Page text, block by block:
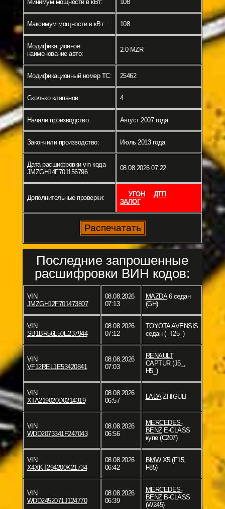
Минимум мощности в кВт: 108
Максимум мощности в кВт: 108
Модификационное
наименование авто:
2.0 MZR
Модификационный номер ТС: 25462
Сколько клапанов: 4
Начали производство: Август 2007 года
Закончили производство: Июль 2013 года
Дата расшифровки vin кода
JMZGH14F701156796:
08.08.2026 07:22
Дополнительные проверки: УГОН
ДТП
ЗАЛОГ
Последние запрошенные
расшифровки ВИН кодов:
VIN
JMZGH12F701473807
08.08.2026
07:13
MAZDA6 седан
(GH)
VIN
SB1BR56L50E237944
08.08.2026
07:12
TOYOTAAVENSIS
седан (_T25_)
VIN
VF12REL1E53420841
08.08.2026
07:03
RENAULT
CAPTUR (J5_,
H5_)
VIN
XTA219020D0214319
08.08.2026
06:57
LADAZHIGULI
VIN
WDD2073341F247043
08.08.2026
06:56
MERCEDES-
BENZE-CLASS
купе (C207)
VIN
X4XKT294200K21734
08.08.2026
06:42
BMWX5 (F15,
F85)
VIN
WDD2452071J124770
08.08.2026
06:39
MERCEDES-
BENZB-CLASS
(W245)